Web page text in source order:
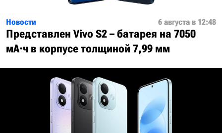
Новости 6 августа в 12:48
Представлен Vivo S2 – батарея на 7050
мА·ч в корпусе толщиной 7,99 мм